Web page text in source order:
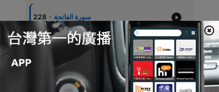
228 - سورة الفاتحة
227 - سورة البقرة
سورة آل عمران